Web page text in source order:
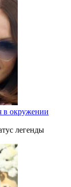
в окружении
легенды